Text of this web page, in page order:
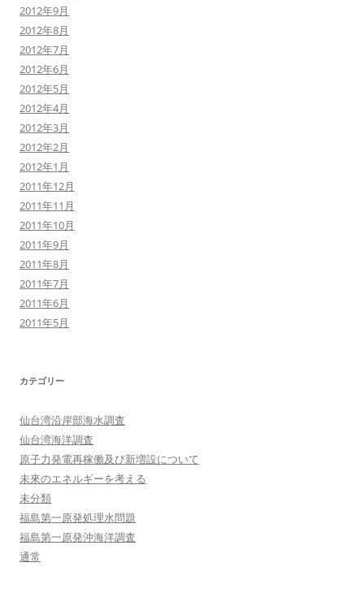
2012年9月
2012年8月
2012年7月
2012年6月
2012年5月
2012年4月
2012年3月
2012年2月
2012年1月
2011年12月
2011年11月
2011年10月
2011年9月
2011年8月
2011年7月
2011年6月
2011年5月
カテゴリー
仙台湾沿岸部海水調査
仙台湾海洋調査
原子力発電再稼働及び新増設について
未來のエネルギーを考える
未分類
福島第一原発処理水問題
福島第一原発沖海洋調査
通常